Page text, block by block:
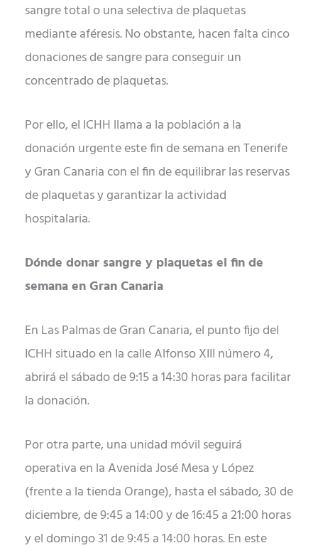
sangre total o una selectiva de plaquetas
mediante aféresis. No obstante, hacen falta cinco
donaciones de sangre para conseguir un
concentrado de plaquetas.
Por ello, el ICHH llama a la población a la
donación urgente este fin de semana en Tenerife
y Gran Canaria con el fin de equilibrar las reservas
de plaquetas y garantizar la actividad
hospitalaria.
Dónde donar sangre y plaquetas el fin de
semana en Gran Canaria
En Las Palmas de Gran Canaria, el punto fijo del
ICHH situado en la calle Alfonso XIII número 4,
abrirá el sábado de 9:15 a 14:30 horas para facilitar
la donación.
Por otra parte, una unidad móvil seguirá
operativa en la Avenida José Mesa y López
(frente a la tienda Orange), hasta el sábado, 30 de
diciembre, de 9:45 a 14:00 y de 16:45 a 21:00 horas
y el domingo 31 de 9:45 a 14:00 horas. En este